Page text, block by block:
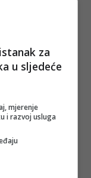
za
u sljedeće
mjerenje
i razvoj usluga